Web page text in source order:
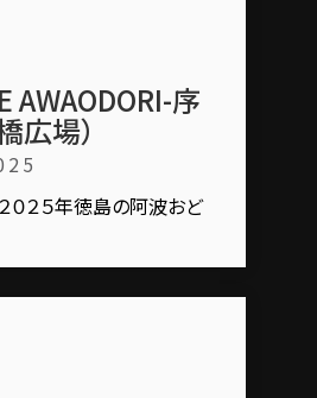
AWAODORI-序
広場）
０２５年徳島の阿波おど